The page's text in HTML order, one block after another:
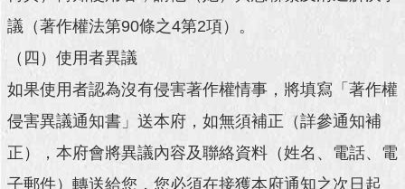
澄
清
語
詞
彙
台
議（著作權法第90條之4第2項）。
（四）使用者異議
如果使用者認為沒有侵害著作權情事，將填寫「著作權
侵害異議通知書」送本府，如無須補正（詳參通知補
正），本府會將異議內容及聯絡資料（姓名、電話、電
子郵件）轉送給您，您必須在接獲本府通知之次日起